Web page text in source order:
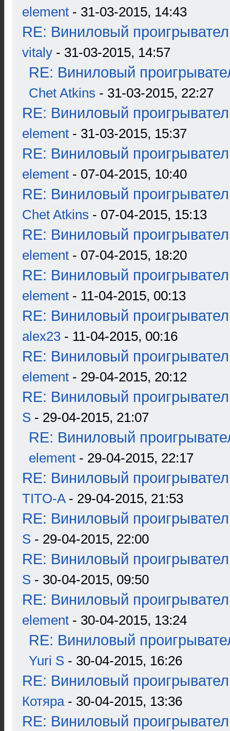
element - 31-03-2015, 14:43
RE: Виниловый
vitaly - 31-03-2015, 14:57
RE: Виниловый
Chet Atkins - 31-03-2015, 22:27
RE: Виниловый
element - 31-03-2015, 15:37
RE: Виниловый
element - 07-04-2015, 10:40
RE: Виниловый
Chet Atkins - 07-04-2015, 15:13
RE: Виниловый
element - 07-04-2015, 18:20
RE: Виниловый
element - 11-04-2015, 00:13
RE: Виниловый
alex23 - 11-04-2015, 00:16
RE: Виниловый
element - 29-04-2015, 20:12
RE: Виниловый
S - 29-04-2015, 21:07
RE: Виниловый
element - 29-04-2015, 22:17
RE: Виниловый
TITO-A- 29-04-2015, 21:53
RE: Виниловый
S - 29-04-2015, 22:00
RE: Виниловый
S - 30-04-2015, 09:50
RE: Виниловый
element - 30-04-2015, 13:24
RE: Виниловый
Yuri S - 30-04-2015, 16:26
RE: Виниловый
Котяра- 30-04-2015, 13:36
RE: Виниловый